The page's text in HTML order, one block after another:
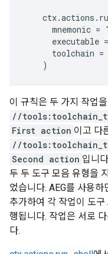
ctx.actions .
mnemonic =
executable =
toolchain =
)
이 규칙은 두 가지 작업
//
First action 이고 다
//
Second action 입니
두 두 도구 모음 유형을
었습니다. AEG를 사용하
추가하여 각 작업이 도
행됩니다. 작업은 서로
다.